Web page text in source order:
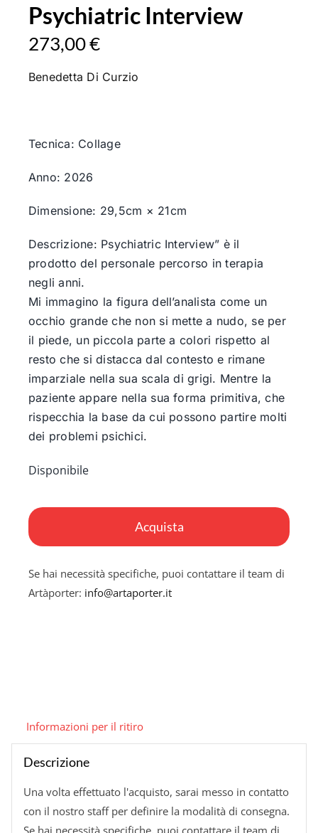
Psychiatric Interview
273,00€
Benedetta Di Curzio
Tecnica: Collage
Anno: 2026
Dimensione: 29,5cm × 21cm
Descrizione: Psychiatric Interview” è il
prodotto del personale percorso in terapia
negli anni.
Mi immagino la figura dell’analista come un
occhio grande che non si mette a nudo, se per
il piede, un piccola parte a colori rispetto al
resto che si distacca dal contesto e rimane
imparziale nella sua scaladi grigi. Mentre la
paziente appare nella sua forma primitiva, che
rispecchia la base da cui possono partire molti
dei problemi psichici.
Disponibile
Acquista
Se hai necessità specifiche, puoi contattare il team di
Artàporter: info@artaporter.it
Informazioni per il ritiro
Descrizione
Una volta effettuato l'acquisto, sarai messo in contatto
con il nostro staff per definire la modalità di consegna.
Se hai necessità specifiche, puoi contattare il team di